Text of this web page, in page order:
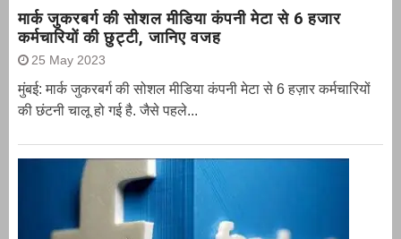
मार्क जुकरबर्ग की सोशल मीडिया कंपनी मेटा से 6 हजार
कर्मचारियों की छुट्टी, जानिए वजह
25 May 2023
मुंबई: मार्क जुकरबर्ग की सोशल मीडिया कंपनी मेटा से 6 हज़ार कर्मचारियों
की छंटनी चालू हो गई है. जैसे पहले...